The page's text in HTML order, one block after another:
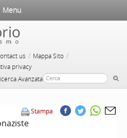
us / Mappa Sito /
privacy
Avanzata
Menu
Stampa